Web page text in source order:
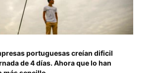
portuguesas creían dificil
de 4 días. Ahora que lo han